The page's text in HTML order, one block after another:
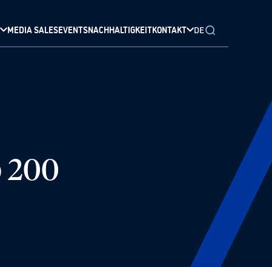
MEDIA SALESEVENTSNACHHALTIGKEITKONTAKT DE
200